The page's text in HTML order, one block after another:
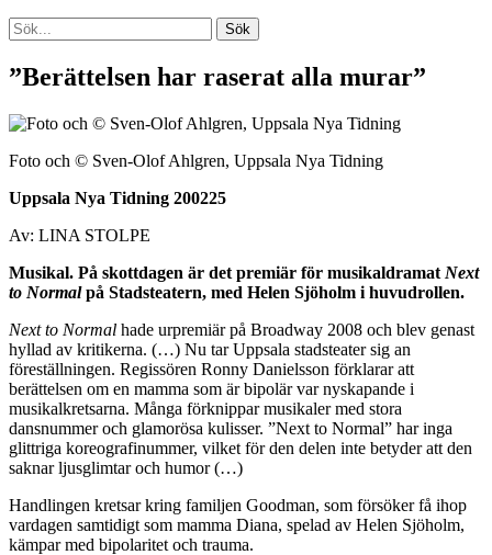
Search
Sök
efter:
[label]
”Berättelsen har raserat alla murar”
Foto och © Sven-Olof Ahlgren, Uppsala Nya Tidning
Uppsala Nya Tidning 200225
Av: LINA STOLPE
Musikal. På skottdagen är det premiär för musikaldramat Next
to Normalpå Stadsteatern, med Helen Sjöholm i huvudrollen.
Next to Normal hade urpremiär på Broadway 2008 och blev genast
hyllad av kritikerna. (…) Nu tar Uppsala stadsteater sig an
föreställningen. Regissören Ronny Danielsson förklarar att
berättelsen om en mamma som är bipolär var nyskapande i
musikalkretsarna. Många förknippar musikaler med stora
dansnummer och glamorösa kulisser. ”Next to Normal” har inga
glittriga koreografinummer, vilket för den delen inte betyder att den
saknar ljusglimtar och humor (…)
Handlingen kretsar kring familjen Goodman, som försöker få ihop
vardagen samtidigt som mamma Diana, spelad av Helen Sjöholm,
kämpar med bipolaritet och trauma.